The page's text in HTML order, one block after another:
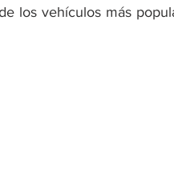
los vehículos más